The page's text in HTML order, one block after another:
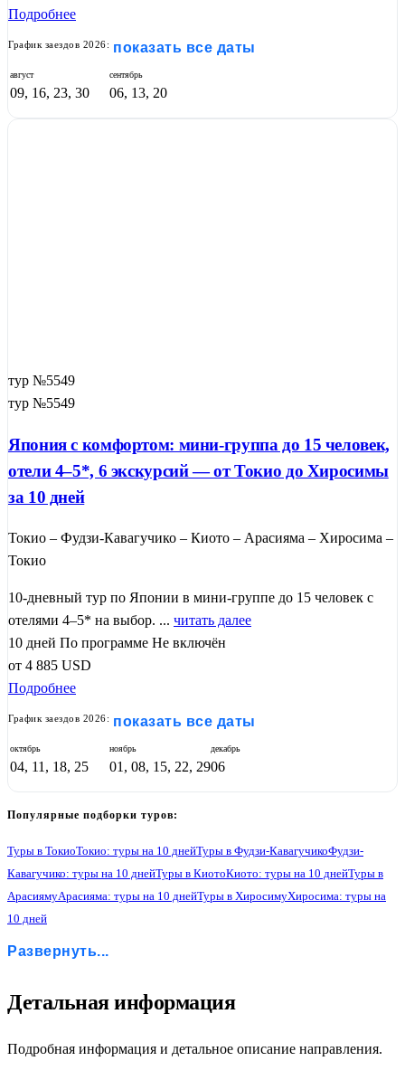
4
Подробнее
График заездов 2026: показать все даты
август
09, 16, 23, 30
сентябрь
06, 13, 20
тур №5549
тур №5549
Япония с комфортом: мини-группа до 15 человек,
отели 4–5*, 6 экскурсий — от Токио до Хиросимы
за 10 дней
Токио – Фудзи-Кавагучико – Киото – Арасияма – Хиросима –
Токио
10-дневный тур по Японии в мини-группе до 15 человек с
отелями 4–5* на выбор. ... читать далее
10 дней По программе Не включён
от 4 885 USD
Подробнее
График заездов 2026: показать все даты
октябрь
04, 11, 18, 25
ноябрь
01, 08, 15, 22, 29
декабрь
06
Популярные подборки туров:
Туры в ТокиоТокио: туры на 10 днейТуры в Фудзи-КавагучикоФудзи-
Кавагучико: туры на 10 днейТуры в КиотоКиото: туры на 10 днейТуры в
АрасиямуАрасияма: туры на 10 днейТуры в ХиросимуХиросима: туры на
10 дней
Развернуть...
Детальная информация
Подробная информация и детальное описание направления.